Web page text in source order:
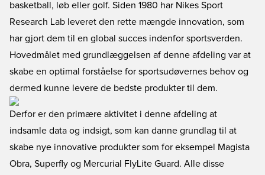
basketball, løb eller golf. Siden 1980 har Nikes Sport
Research Lab leveret den rette mængde innovation, som
har gjort dem til en global succes indenfor sportsverden.
Hovedmålet med grundlæggelsen af denne afdeling var at
skabe en optimal forståelse for sportsudøvernes behov og
dermed kunne levere de bedste produkter til dem.
Derfor er den primære aktivitet i denne afdeling at
indsamle data og indsigt, som kan danne grundlag til at
skabe nye innovative produkter som for eksempel Magista
Obra, Superfly og Mercurial FlyLite Guard. Alle disse